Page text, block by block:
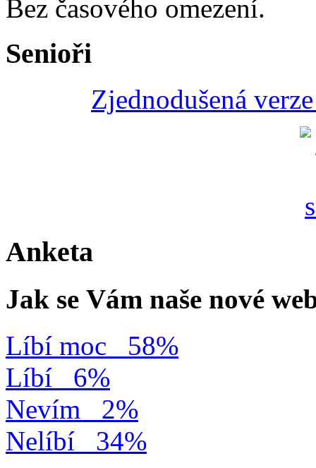
Bez časového omezení.
Senioři
Zjednodušená
Anketa
Jak se Vám naše nové
Líbí moc
58%
Líbí
6%
Nevím
2%
Nelíbí
34%